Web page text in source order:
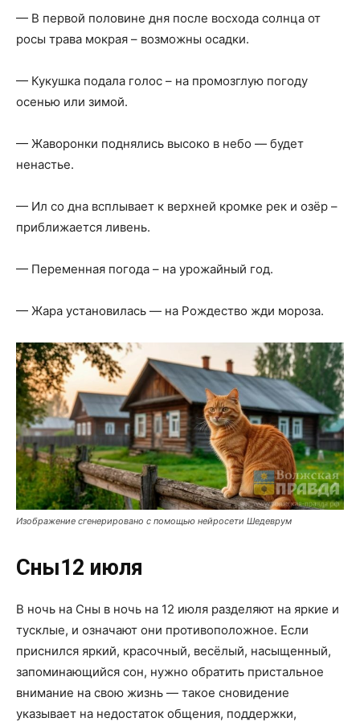
— В первой половине дня после восхода солнца от
росы трава мокрая – возможны осадки.
— Кукушка подала голос – на промозглую погоду
осенью или зимой.
— Жаворонки поднялись высоко в небо — будет
ненастье.
— Ил со дна всплывает к верхней кромке рек и озёр –
приближается ливень.
— Переменная погода – на урожайный год.
— Жара установилась — на Рождество жди мороза.
Изображение сгенерировано с помощью нейросети Шедеврум
Сны12 июля
В ночь на Сны в ночь на 12 июля разделяют на яркие и
тусклые, и означают они противоположное. Если
приснился яркий, красочный, весёлый, насыщенный,
запоминающийся сон, нужно обратить пристальное
внимание на свою жизнь — такое сновидение
указывает на недостаток общения, поддержки,